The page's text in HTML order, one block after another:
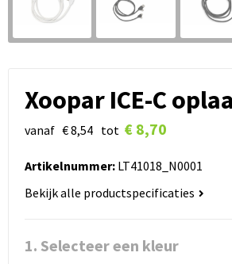
Xoopar ICE-C
vanaf € 8,54 tot € 8,70
Artikelnummer:LT41018_N0001
Bekijk alle productspecificaties
1. Selecteer een kleur